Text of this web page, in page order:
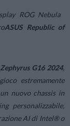
ROG Nebula
ASUS Republic of
G16 2024,
estremamente
nuovo chassis in
personalizzabile,
AI di Intel® o